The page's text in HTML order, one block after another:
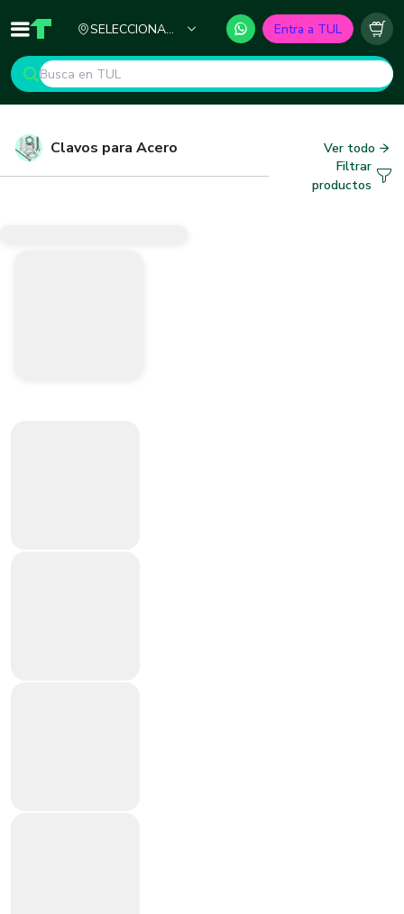
Inicio TUL - Tu Marketplace de Construcción
SELECCIONA
Entra a TUL
Clavos para Acero
Ver todo
Filtrar
productos